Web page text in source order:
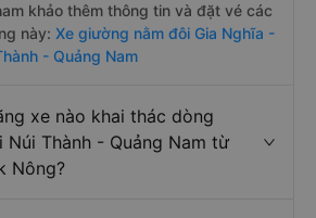
khảo thêm thông tin và đặt vé các
này: Xe giường nằm đôi Gia Nghĩa -
- Quảng Nam
xe nào khai thác dòng
Núi Thành - Quảng Nam từ
Nông?